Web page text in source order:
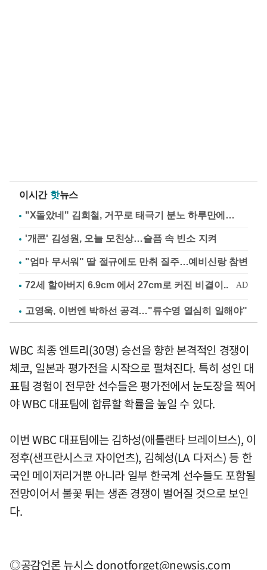
이시간 핫뉴스
"X돌았네" 김희철, 거꾸로 태극기 분노 하루만에…
'개콘' 김성원, 오늘 모친상…슬픔 속 빈소 지켜
"엄마 무서워" 딸 절규에도 만취 질주…예비신랑 참변
고영욱, 이번엔 박하선 공격…"류수영 열심히 일해야"
WBC 최종 엔트리(30명) 승선을 향한 본격적인 경쟁이
체코, 일본과 평가전을 시작으로 펼쳐진다. 특히 성인 대
표팀 경험이 전무한 선수들은 평가전에서 눈도장을 찍어
야 WBC 대표팀에 합류할 확률을 높일 수 있다.
이번 WBC 대표팀에는 김하성(애틀랜타 브레이브스), 이
정후(샌프란시스코 자이언츠), 김혜성(LA 다저스) 등 한
국인 메이저리거뿐 아니라 일부 한국계 선수들도 포함될
전망이어서 불꽃 튀는 생존 경쟁이 벌어질 것으로 보인
다.
◎공감언론 뉴시스donotforget@newsis.com